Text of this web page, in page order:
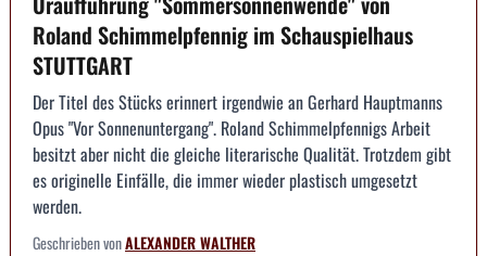
Roland Schimmelpfennig im Schauspielhaus
STUTTGART
Der Titel des Stücks erinnert irgendwie an Gerhard Hauptmanns
Opus "Vor Sonnenuntergang". Roland Schimmelpfennigs Arbeit
besitzt aber nicht die gleiche literarische Qualität. Trotzdem gibt
es originelle Einfälle, die immer wieder plastisch umgesetzt
werden.
Geschrieben vonALEXANDER WALTHER